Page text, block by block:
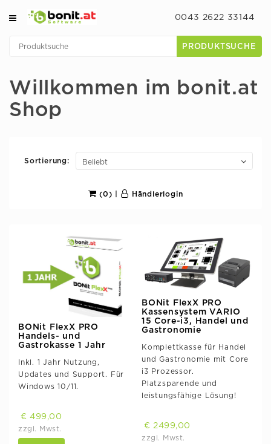
0043 2622 33144
PRODUKTSUCHE
Willkommen im bonit.at
Shop
Sortierung:
(0) | Händlerlogin
BONit FlexX PRO
Handels- und
Gastrokasse 1 Jahr
Inkl. 1 Jahr Nutzung,
Updates und Support. Für
Windows 10/11.
€ 499,00
zzgl. Mwst.
BONit FlexX PRO
Kassensystem VARIO
15 Core-i3, Handel und
Gastronomie
Komplettkasse für Handel
und Gastronomie mit Core
i3 Prozessor.
Platzsparende und
leistungsfähige Lösung!
€ 2499,00
zzgl. Mwst.